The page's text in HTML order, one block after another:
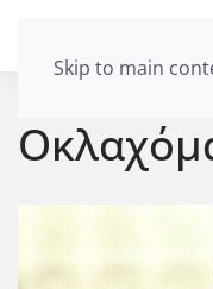
Skip to main